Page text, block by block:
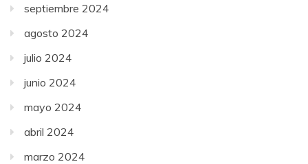
septiembre 2024
agosto 2024
julio 2024
junio 2024
mayo 2024
abril 2024
marzo 2024